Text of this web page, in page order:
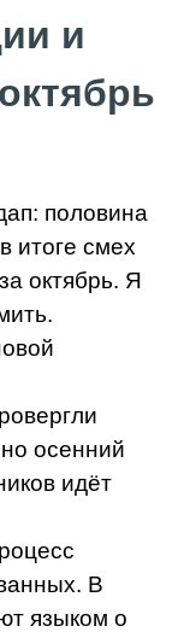
и
половина
итоге смех
октябрь. Я
осенний
идёт
В
языком о